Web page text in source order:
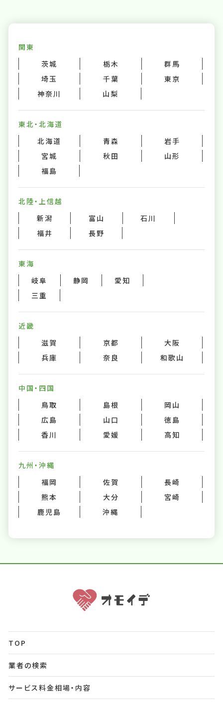
関東
茨城
栃木
群馬
埼玉
千葉
東京
神奈川
山梨
東北・北海道
北海道
青森
岩手
宮城
秋田
山形
福島
北陸・上信越
新潟
富山
石川
福井
長野
東海
岐阜
静岡
愛知
三重
近畿
滋賀
京都
大阪
兵庫
奈良 和歌山
中国・四国
鳥取
島根
岡山
広島
山口
徳島
香川
愛媛 高知
九州・沖縄
福岡
佐賀
長崎
熊本
大分
宮崎
鹿児島
沖縄
TOP
業者の検索
サービス料金相場・内容